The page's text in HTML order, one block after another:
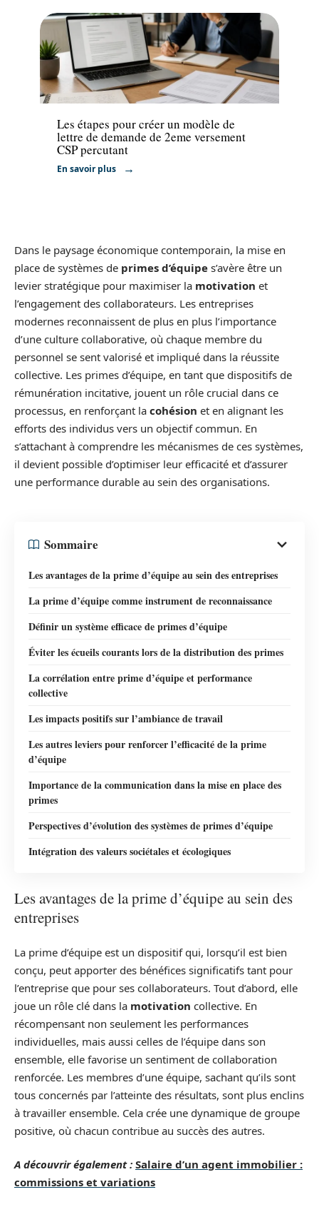
Emploi
Les étapes pour créer un modèle de
lettre de demande de 2eme versement
CSP percutant
En savoir plus
Dans le paysage économique contemporain, la mise en
place de systèmes de primes d’équipe s’avère être un
levier stratégique pour maximiser la motivation et
l’engagement des collaborateurs. Les entreprises
modernes reconnaissent de plus en plus l’importance
d’une culture collaborative, où chaque membre du
personnel se sent valorisé et impliqué dans la réussite
collective. Les primes d’équipe, en tant que dispositifs de
rémunération incitative, jouent un rôle crucial dans ce
processus, en renforçant la cohésion et en alignant les
efforts des individus vers un objectif commun. En
s’attachant à comprendre les mécanismes de ces systèmes,
il devient possible d’optimiser leur efficacité et d’assurer
une performance durable au sein des organisations.
Sommaire
Les avantages de la prime d’équipe au sein des entreprises
La prime d’équipe comme instrument de reconnaissance
Définir un système efficace de primes d’équipe
Éviter les écueils courants lors de la distribution des primes
La corrélation entre prime d’équipe et performance
collective
Les impacts positifs sur l’ambiance de travail
Les autres leviers pour renforcer l’efficacité de la prime
d’équipe
Importance de la communication dans la mise en place des
primes
Perspectives d’évolution des systèmes de primes d’équipe
Intégration des valeurs sociétales et écologiques
Les avantages de la prime d’équipe au sein des
entreprises
La prime d’équipe est un dispositif qui, lorsqu’il est bien
conçu, peut apporter des bénéfices significatifs tant pour
l’entreprise que pour ses collaborateurs. Tout d’abord, elle
joue un rôle clé dans la motivation collective. En
récompensant non seulement les performances
individuelles, mais aussi celles de l’équipe dans son
ensemble, elle favorise un sentiment de collaboration
renforcée. Les membres d’une équipe, sachant qu’ils sont
tous concernés par l’atteinte des résultats, sont plus enclins
à travailler ensemble. Cela crée une dynamique de groupe
positive, où chacun contribue au succès des autres.
A découvrir également : Salaire d’un agent immobilier :
commissions et variations